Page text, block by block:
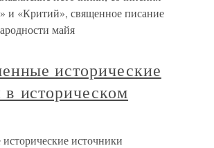
и «Критий», священное писание
майя
исторические
в историческом
источники